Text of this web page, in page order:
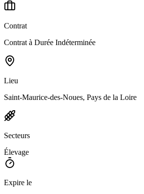
Contrat
Contrat à Durée Indéterminée
Lieu
Saint-Maurice-des-Noues, Pays de la Loire
Secteurs
Élevage
Expire le